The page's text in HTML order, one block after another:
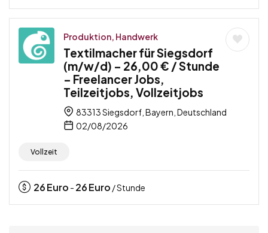
Produktion, Handwerk
Textilmacher für Siegsdorf
(m/w/d) – 26,00 € / Stunde
– Freelancer Jobs,
Teilzeitjobs, Vollzeitjobs
83313 Siegsdorf, Bayern, Deutschland
02/08/2026
Vollzeit
26Euro - 26Euro / Stunde